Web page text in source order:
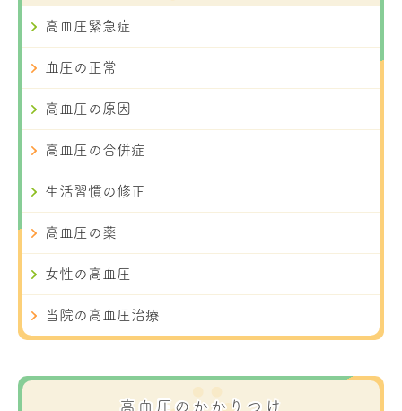
高血圧緊急症
血圧の正常
高血圧の原因
高血圧の合併症
生活習慣の修正
高血圧の薬
女性の高血圧
当院の高血圧治療
高血圧のかかりつけ